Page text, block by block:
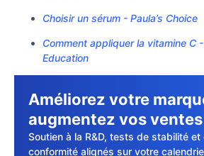
Choisir un sérum - Paula’s Choice
Comment appliquer la vitamine C
Education
Améliorez votre
augmentez vos ventes
Soutien à la R&D, tests de stabilité
conformité alignés sur votre